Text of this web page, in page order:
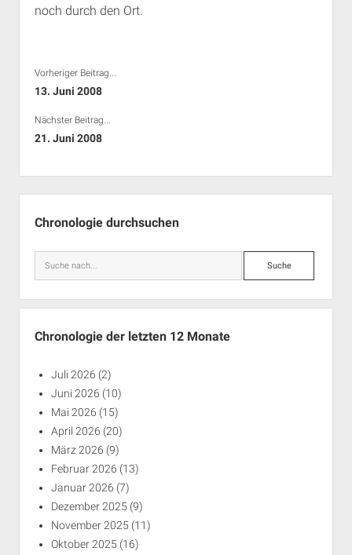
Rechte Termine München
noch durch den Ort.
Vorheriger Beitrag...
13. Juni 2008
Nächster Beitrag...
21. Juni 2008
Chronologie durchsuchen
Suche
Chronologie der letzten 12 Monate
Juli 2026 (2)
Juni 2026 (10)
Mai 2026 (15)
April 2026 (20)
März 2026 (9)
Februar 2026 (13)
Januar 2026 (7)
Dezember 2025 (9)
November 2025 (11)
Oktober 2025 (16)